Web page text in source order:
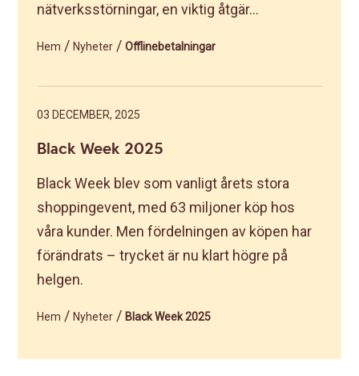
nätverksstörningar, en viktig åtgär...
Hem /Nyheter /Offlinebetalningar
03 DECEMBER, 2025
Black Week 2025
Black Week blev som vanligt årets stora
shoppingevent, med 63 miljoner köp hos
våra kunder. Men fördelningen av köpen har
förändrats – trycket är nu klart högre på
helgen.
Hem /Nyheter /Black Week 2025